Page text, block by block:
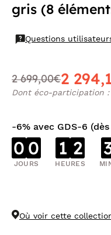
gris (8
Questions
2 699,00€2
Dont éco-participation :
-6% avec GDS-6
0 0
JOURS
1 2
HEURES
Où voir cette